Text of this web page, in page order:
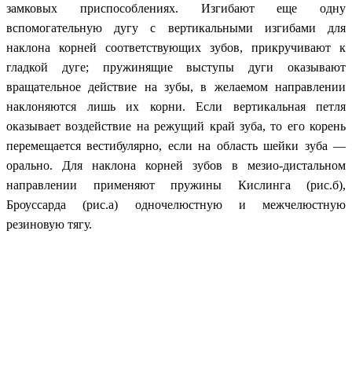
замковых приспособлениях. Изгибают еще одну
вспомогательную дугу с вертикальными изгибами для
наклона корней соответствующих зубов, прикручивают к
гладкой дуге; пружинящие выступы дуги оказывают
вращательное действие на зубы, в желаемом направлении
наклоняются лишь их корни. Если вертикальная петля
оказывает воздействие на режущий край зуба, то его корень
перемещается вестибулярно, если на область шейки зуба —
орально. Для наклона корней зубов в мезио-дистальном
направлении применяют пружины Кислинга (рис.б),
Броуссарда (рис.а) одночелюстную и межчелюстную
резиновую тягу.